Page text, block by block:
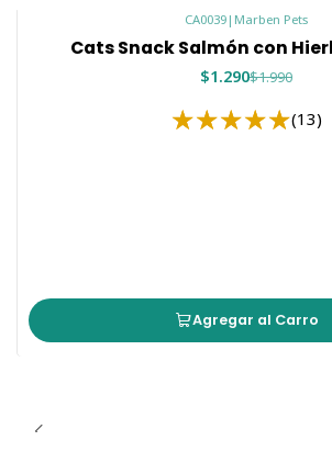
CA0039 | Marben Pets
Cats Snack Salmón con
$1.290$1.990
(13)
Agregar al Carro